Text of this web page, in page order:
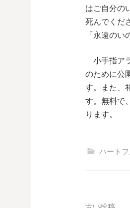
はご自分の
死んでくだ
「永遠の
小手指ア
のために公
す。また、
す。無料で
ります。
ハート